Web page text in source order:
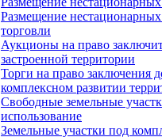
Размещение
торговли
Аукционы на право
застроенной территории
Торги на право заключения
комплексном развитии
Свободные земельные
использование
Земельные участки под